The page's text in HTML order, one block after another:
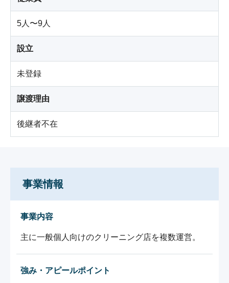
5人〜9人
設立
未登録
譲渡理由
後継者不在
事業情報
事業内容
主に一般個人向けのクリーニング店を複数運営。
強み・アピールポイント